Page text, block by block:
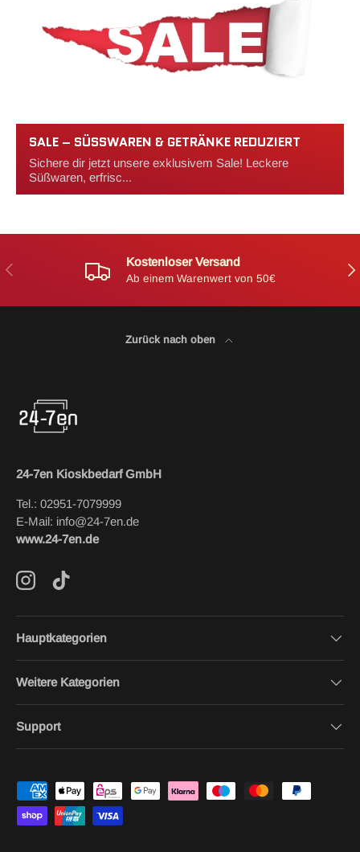
SALE – SÜSSWAREN & GETRÄNKE REDUZIERT
Sichere dir jetzt unsere exklusivem Sale! Leckere
Süßwaren, erfrisc...
Vorherige Kostenloser Versand
Ab einem Warenwert von 50€
Zurück nach oben
24-7en Kioskbedarf GmbH
Tel.: 02951-7079999
E-Mail: info@24-7en.de
www.24-7en.de
InstagramTikTok
Hauptkategorien
Weitere Kategorien
Support
Zahlungsmethoden